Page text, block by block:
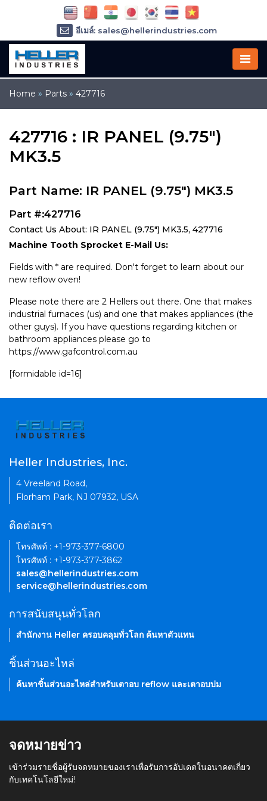
Home » Parts » 427716
427716 : IR PANEL (9.75")
MK3.5
Part Name: IR PANEL (9.75") MK3.5
Part #:427716
Contact Us About: IR PANEL (9.75") MK3.5, 427716
Machine Tooth Sprocket E-Mail Us:
Fields with * are required. Don't forget to learn about our
new reflow oven!
Please note there are 2 Hellers out there. One that makes
industrial furnaces (us) and one that makes appliances (the
other guys). If you have questions regarding kitchen or
bathroom appliances please go to
https://www.gafcontrol.com.au
[formidable id=16]
อีเมล์: sales@hellerindustries.com
อีเมล์: service@hellerindustries.com
โทรศัพท์ :
Heller Industries, Inc.
4 Vreeland Road,
Florham Park, NJ 07932, USA
ติดต่อเรา
โทรศัพท์ : +1-973-377-6800
โทรศัพท์ : +1-973-377-3862
sales@hellerindustries.com
service@hellerindustries.com
การสนับสนุนทั่วโลก
สำนักงาน Heller ครอบคลุมทั่วโลก ค้นหาตัวแทน
ชิ้นส่วนอะไหล่
ค้นหาชิ้นส่วนอะไหล่สำหรับเตาอบ reflow และเตาอบบ่ม
จดหมายข่าว
เข้าร่วมรายชื่อผู้รับจดหมายของเราเพื่อรับการอัปเดตในอนาคตเกี่ยว
กับเทคโนโลยีใหม่!